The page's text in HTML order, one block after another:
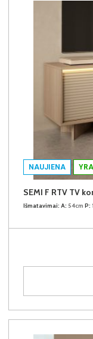
NAUJIENA
SEMI F RTV TV
Išmatavimai: A: 54cm P: